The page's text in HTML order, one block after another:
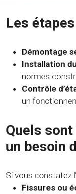
Les
Démontage
Installation
normes
Contrôle
un
Quels
un besoin
Si vous constatez
Fissures ou